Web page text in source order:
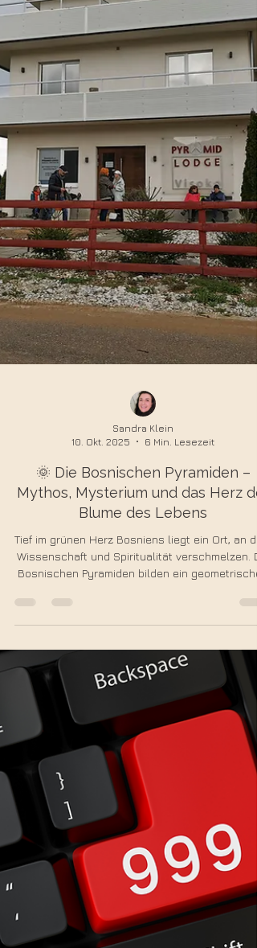
Sandra Klein
10. Okt. 2025
6 Min. Lesezeit
🌞 Die Bosnischen Pyramiden –
Mythos, Mysterium und das Herz
Blume des Lebens
Bosnischen Pyramiden bilden ein
lebendiges Energiezentrum, das uraltes
Heilung und kosmische Ordnung in sich trägt.